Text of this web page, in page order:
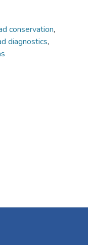
conservation,
diagnostics,